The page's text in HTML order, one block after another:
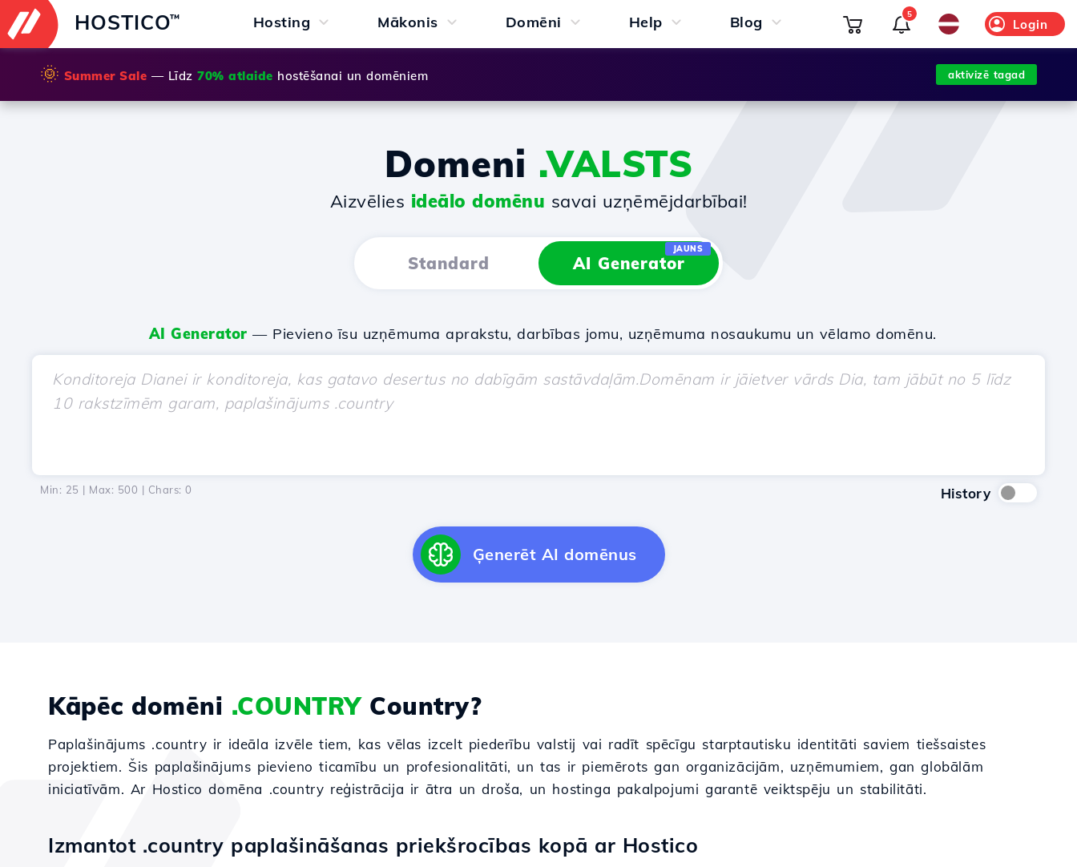
HOSTICO™ Hosting Mākonis Domēni Help Blog Login
5
🌞 Summer Sale — Līdz 70% atlaide hostēšanai un domēniem aktivizē tagad
Domeni .VALSTS
Aizvēlies ideālo domēnu savai uzņēmējdarbībai!
Standard AI Generator
JAUNS
AI Generator — Pievieno īsu uzņēmuma aprakstu, darbības jomu, uzņēmuma nosaukumu un vēlamo domēnu.
Min: 25 | Max: 500 | Chars: 0 History
Ģenerēt AI domēnus
Kāpēc domēni .COUNTRYCountry?
Paplašinājums .country ir ideāla izvēle tiem, kas vēlas izcelt piederību valstij vai radīt spēcīgu starptautisku identitāti saviem tiešsaistes
projektiem. Šis paplašinājums pievieno ticamību un profesionalitāti, un tas ir piemērots gan organizācijām, uzņēmumiem, gan globālām
iniciatīvām. Ar Hostico domēna .country reģistrācija ir ātra un droša, un hostinga pakalpojumi garantē veiktspēju un stabilitāti.
Izmantot .country paplašināšanas priekšrocības kopā ar Hostico